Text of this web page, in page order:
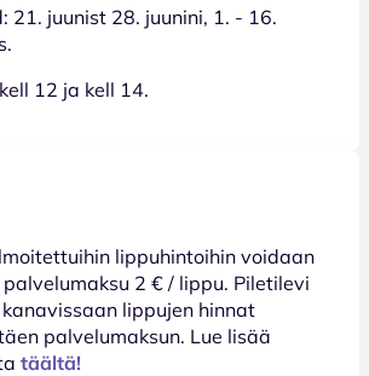
21. juunist 28. juunini, 1. - 16.
12 ja kell 14.
lippuhintoihin voidaan
2 € / lippu. Piletilevi
lippujen hinnat
palvelumaksun. Lue lisää
täältä!